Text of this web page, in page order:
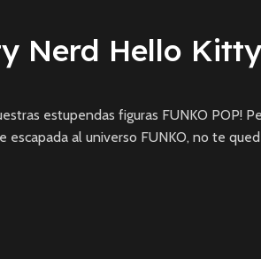
Nerd Hello Kitty
estupendas figuras FUNKO POP!
al universo FUNKO, no te